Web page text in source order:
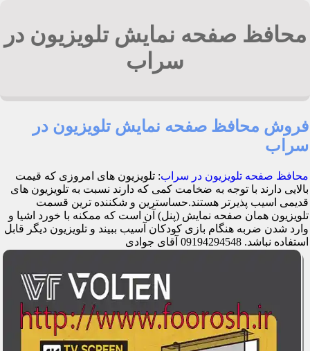
محافظ صفحه نمایش تلویزیون در
سراب
فروش محافظ صفحه نمایش تلویزیون در
سراب
محافظ صفحه تلویزیون در سراب: تلویزیون های امروزی که قیمت
بالایی دارند با توجه به ضخامت کمی که دارند نسبت به تلویزیون های
قدیمی اسیب پذیرتر هستند.حساسترین و شکننده ترین قسمت
تلویزیون همان صفحه نمایش (پنل) آن است که ممکنه با خورد اشیا و
وارد شدن ضربه هنگام بازی کودکان آسیب ببیند و تلویزیون دیگر قابل
استفاده نباشد. 09194294548 آقای جوادی